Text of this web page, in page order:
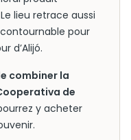
lieu retrace aussi
pour
d’Alijó.
combiner la
de
y acheter